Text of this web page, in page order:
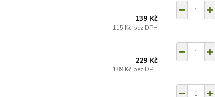
139 Kč
115 Kč bez DPH
229 Kč
189 Kč bez DPH